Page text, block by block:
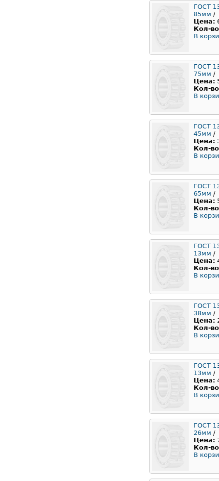
ГОСТ
85мм /
Цена:
Кол-
В
ГОСТ
75мм /
Цена:
Кол-
В
ГОСТ
45мм /
Цена:
Кол-
В
ГОСТ
65мм /
Цена:
Кол-
В
ГОСТ
13мм /
Цена:
Кол-
В
ГОСТ
38мм /
Цена:
Кол-
В
ГОСТ
13мм /
Цена:
Кол-
В
ГОСТ
26мм /
Цена:
Кол-
В